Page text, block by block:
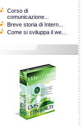
Corso di
comunicazione...
Breve storia di Intern...
Come si sviluppa il we...